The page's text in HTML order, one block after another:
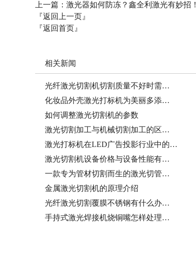
上一篇： 激光器如何防冻？鑫全利激光有妙招！
『返回上一页』
『返回首页』
相关新闻
光纤激光切割机切割质量不好时需…
化妆品外壳激光打标机为美丽多添…
如何调整激光切割机的参数
激光切割加工与机械切割加工的区…
激光打标机在LED广告投影行业中的…
激光切割机设备价格与设备性能有…
一款专为管材切割而生的激光切管…
金属激光切割机的原理介绍
光纤激光切割覆膜不锈钢有什么办…
手持式激光焊接机烧铜嘴怎样处理…